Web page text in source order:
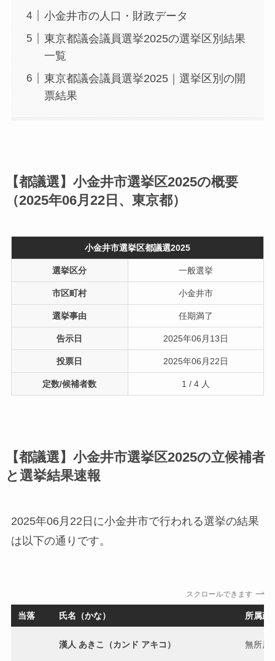
小金井市の人口・財政データ
東京都議会議員選挙2025の選挙区別結果
一覧
東京都議会議員選挙2025｜選挙区別の開
票結果
【都議選】小金井市選挙区2025の概要
（2025年06月22日、東京都）
小金井市選挙区都議選2025
選挙区分 一般選挙
市区町村 小金井市
選挙事由 任期満了
告示日 2025年06月13日
投票日 2025年06月22日
定数/候補者数 1 / 4 人
【都議選】小金井市選挙区2025の立候補者
と選挙結果速報
2025年06月22日に小金井市で行われる選挙の結果
は以下の通りです。
スクロールできます
当落 氏名（かな） 所属政
漢人 あきこ（カンド アキコ） 無所属